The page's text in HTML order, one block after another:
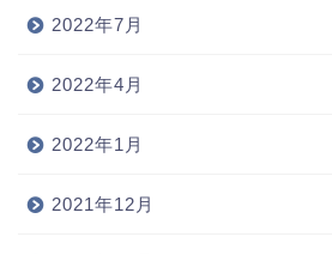
2022年7月
2022年4月
2022年1月
2021年12月